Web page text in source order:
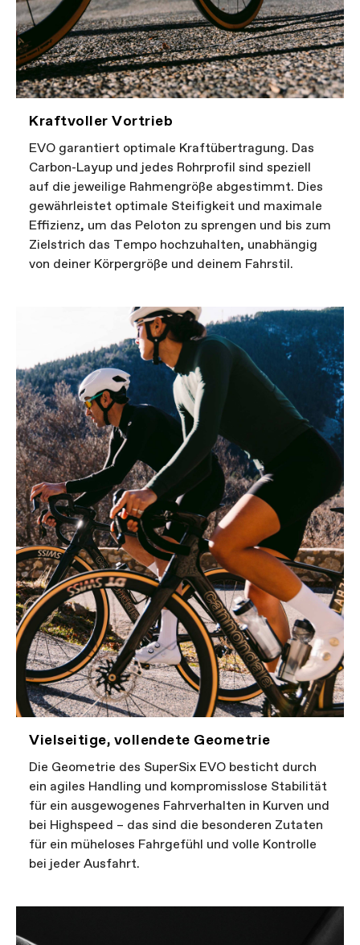
Kraftvoller Vortrieb
EVO garantiert optimale Kraftübertragung. Das
Carbon-Layup und jedes Rohrprofil sind speziell
auf die jeweilige Rahmengröße abgestimmt. Dies
gewährleistet optimale Steifigkeit und maximale
Effizienz, um das Peloton zu sprengen und bis zum
Zielstrich das Tempo hochzuhalten, unabhängig
von deiner Körpergröße und deinem Fahrstil.
Vielseitige, vollendete Geometrie
Die Geometrie des SuperSix EVO besticht durch
ein agiles Handling und kompromisslose Stabilität
für ein ausgewogenes Fahrverhalten in Kurven und
bei Highspeed – das sind die besonderen Zutaten
für ein müheloses Fahrgefühl und volle Kontrolle
bei jeder Ausfahrt.